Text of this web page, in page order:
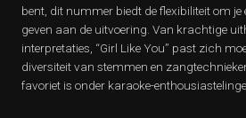
bent, dit nummer biedt de flexibiliteit om je
geven aan de uitvoering. Van krachtige
interpretaties, “Girl Like You” past zich
diversiteit van stemmen en
favoriet is onder karaoke-